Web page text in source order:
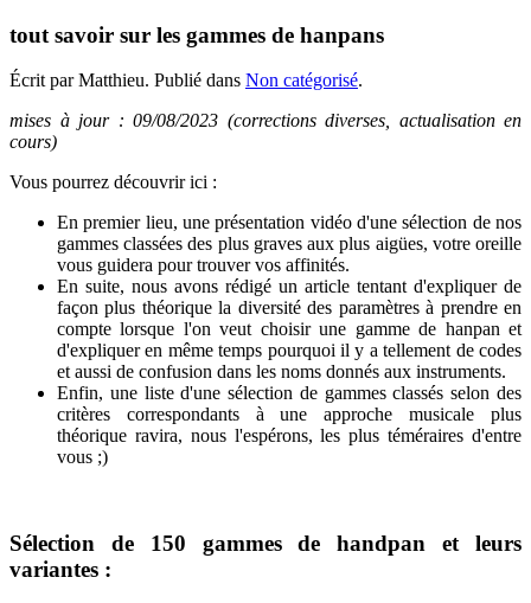
tout savoir sur les gammes de hanpans
Écrit par Matthieu. Publié dans Non catégorisé.
mises à jour : 09/08/2023 (corrections diverses, actualisation en
cours)
Vous pourrez découvrir ici :
En premier lieu, une présentation vidéo d'une sélection de nos
gammes classées des plus graves aux plus aigües, votre oreille
vous guidera pour trouver vos affinités.
En suite, nous avons rédigé un article tentant d'expliquer de
façon plus théorique la diversité des paramètres à prendre en
compte lorsque l'on veut choisir une gamme de hanpan et
d'expliquer en même temps pourquoi il y a tellement de codes
et aussi de confusion dans les noms donnés aux instruments.
Enfin, une liste d'une sélection de gammes classés selon des
critères correspondants à une approche musicale plus
théorique ravira, nous l'espérons, les plus téméraires d'entre
vous ;)
Sélection de 150 gammes de handpan et leurs
variantes :